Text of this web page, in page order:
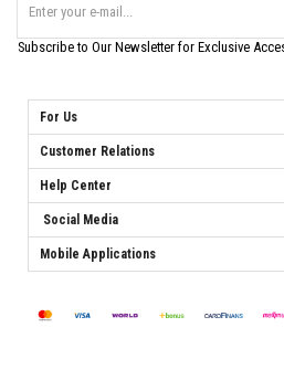
Subscribe to Our Newsletter for Exclusive
For Us
Customer Relations
Help Center
Social Media
Mobile Applications